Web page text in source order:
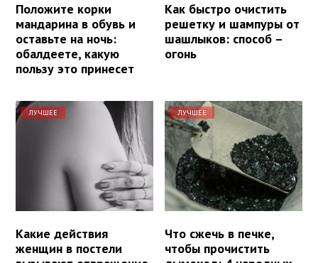
Положите корки
мандарина в обувь и
оставьте на ночь:
обалдеете, какую
пользу это принесет
Как быстро очистить
решетку и шампуры от
шашлыков: способ –
огонь
ЛУЧШЕЕ
Какие действия
женщин в постели
ЛУЧШЕЕ
Что сжечь в печке,
чтобы прочистить